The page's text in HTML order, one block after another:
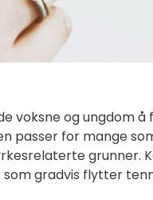
voksne og ungdom
passer for mange
gradvis flytter